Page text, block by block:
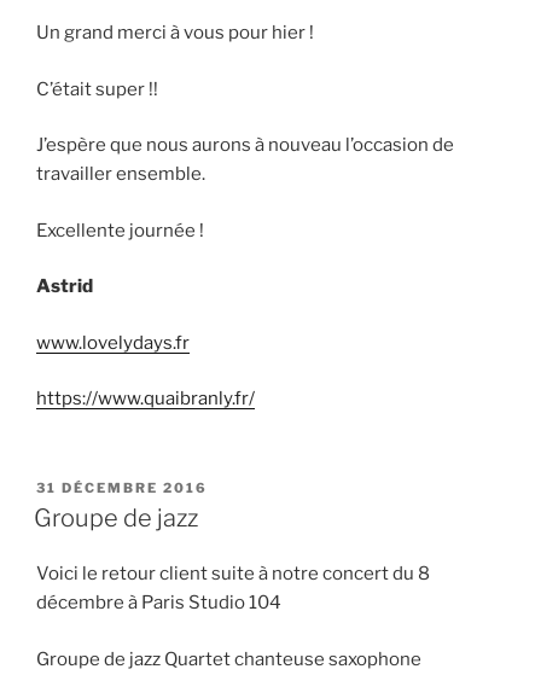
Un grand merci à vous pour hier !
C’était super !!
J’espère que nous aurons à nouveau l’occasion de
travailler ensemble.
Excellente journée !
Astrid
www.lovelydays.fr
https://www.quaibranly.fr/
PUBLIÉ
LE
31 DÉCEMBRE 2016
Groupe de jazz
Voici le retour client suite à notre concert du 8
décembre à Paris Studio 104
Groupe de jazz Quartet chanteuse saxophone